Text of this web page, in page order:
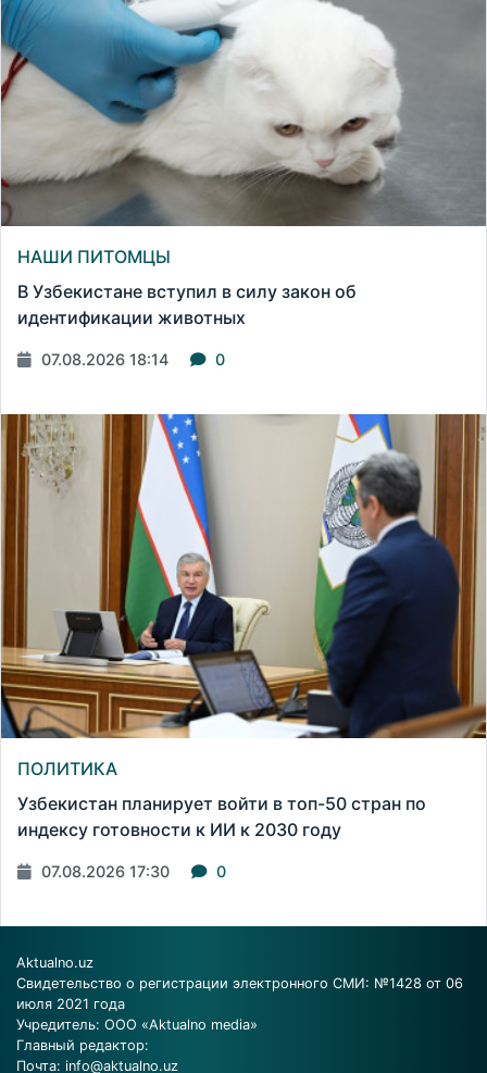
НАШИ ПИТОМЦЫ
В Узбекистане вступил в силу закон об
идентификации животных
07.08.2026 18:14 0
ПОЛИТИКА
Узбекистан планирует войти в топ-50 стран по
индексу готовности к ИИ к 2030 году
07.08.2026 17:30 0
Aktualno.uz
Свидетельство о регистрации электронного СМИ: №1428 от 06
июля 2021 года
Учредитель: ООО «Aktualno media»
Главный редактор:
Почта: info@aktualno.uz